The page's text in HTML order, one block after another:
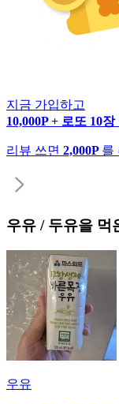
지금 가입하고
10,000P + 로또 10장
리뷰 쓰면 2,000P 를
우유 / 두유을 먹
우유